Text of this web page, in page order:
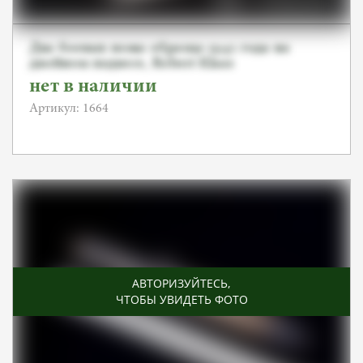
Два боевых ножа образца 1942 года на
двойном подвесе, Robert Klaas
нет в наличии
Артикул: 1664
АВТОРИЗУЙТЕСЬ,
ЧТОБЫ УВИДЕТЬ ФОТО